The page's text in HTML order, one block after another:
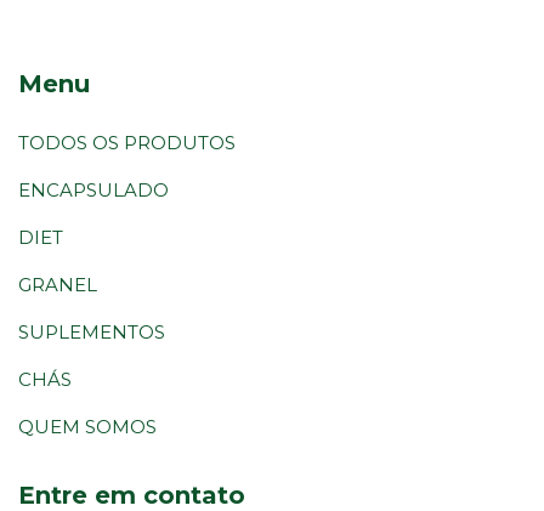
Menu
TODOS OS PRODUTOS
ENCAPSULADO
DIET
GRANEL
SUPLEMENTOS
CHÁS
QUEM SOMOS
Entre em contato